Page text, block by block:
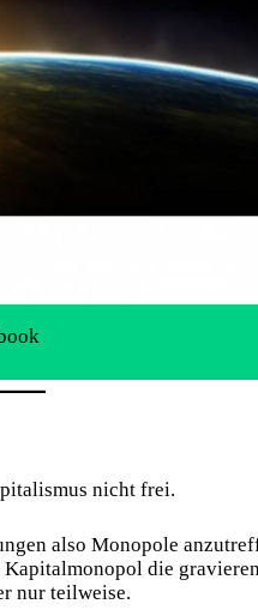
nicht frei.
also Monopole
die
nur teilweise.